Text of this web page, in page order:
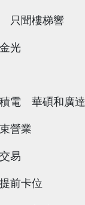
只聞樓梯響
光
電 華碩和廣達
營業
易
前卡位